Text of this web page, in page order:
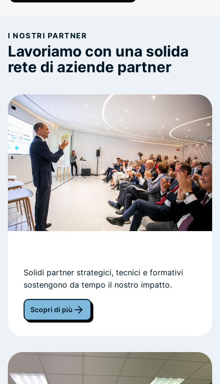
I NOSTRI PARTNER
Lavoriamo con una solida
rete di aziende partner
Solidi partner strategici, tecnici e formativi
sostengono da tempo il nostro impatto.
Scopri di più